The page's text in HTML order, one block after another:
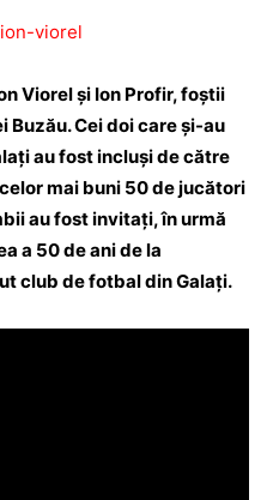
Viorel şi Ion Profir, foştii
Buzău. Cei doi care şi-au
au fost incluşi de către
mai buni 50 de jucători
au fost invitaţi, în urmă
a 50 de ani de la
club de fotbal din Galaţi.